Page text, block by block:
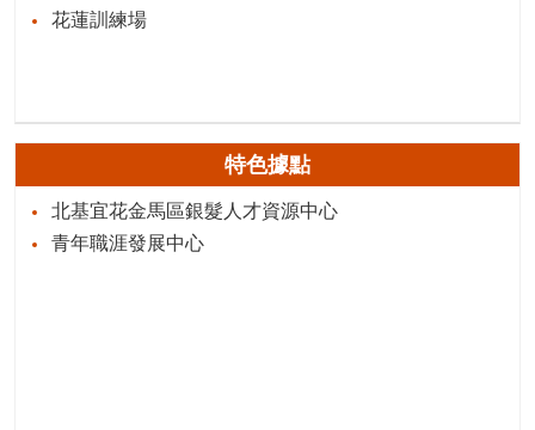
花蓮訓練場
特色據點
北基宜花金馬區銀髮人才資源中心
青年職涯發展中心